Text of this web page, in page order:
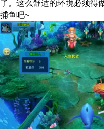
了。这么舒适的环境必须得
捕鱼吧~